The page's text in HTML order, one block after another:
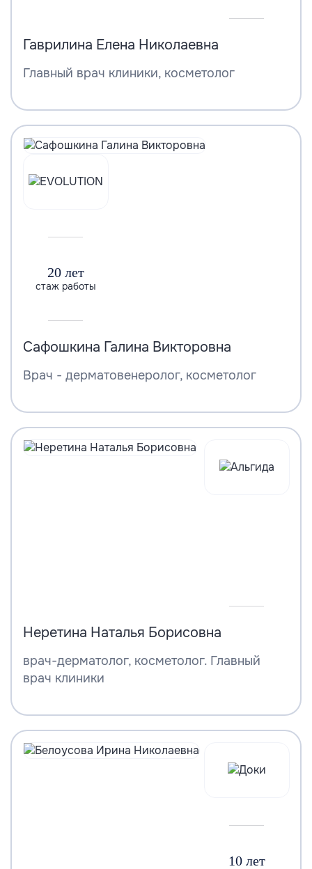
Гаврилина Елена Николаевна
Главный врач клиники, косметолог
20 лет
стаж работы
Сафошкина Галина Викторовна
Врач - дерматовенеролог, косметолог
Неретина Наталья Борисовна
врач-дерматолог, косметолог. Главный
врач клиники
10 лет